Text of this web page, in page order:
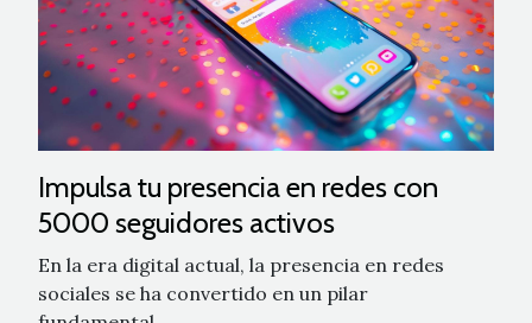
Impulsa tu presencia en redes con
5000 seguidores activos
En la era digital actual, la presencia en redes
sociales se ha convertido en un pilar